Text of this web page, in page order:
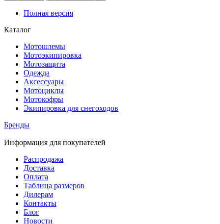
Полная версия
Каталог
Мотошлемы
Мотоэкипировка
Мотозащита
Одежда
Аксессуары
Мотоциклы
Мотокофры
Экипировка для снегоходов
Бренды
Информация для покупателей
Распродажа
Доставка
Оплата
Таблица размеров
Дилерам
Контакты
Блог
Новости